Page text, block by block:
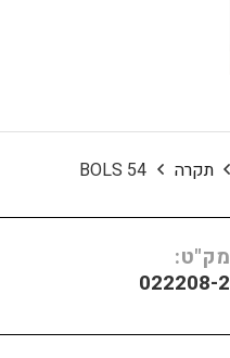
תקרה BOLS 54
מק"ט:
022208-2